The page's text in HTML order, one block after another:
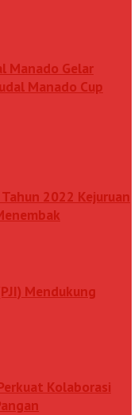
Manado Gelar
Manado Cup
2022 Kejuruan
Mendukung
Kolaborasi